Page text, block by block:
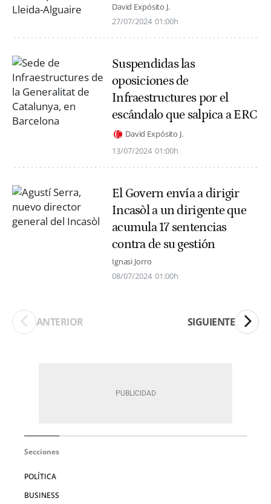
David Expósito J.
27/07/2024 01:00h
Suspendidas las
oposiciones de
Infraestructures por el
escándalo que salpica a ERC
David Expósito J.
13/07/2024 01:00h
El Govern envía a dirigir
Incasòl a un dirigente que
acumula 17 sentencias
contra de su gestión
Ignasi Jorro
08/07/2024 01:00h
ANTERIOR SIGUIENTE
Secciones
POLÍTICA
BUSINESS